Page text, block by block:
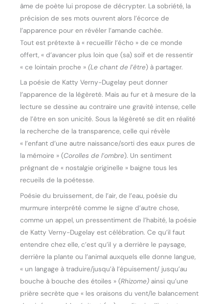
âme de poète lui propose de décrypter. La sobriété, la
précision de ses mots ouvrent alors l’écorce de
l’apparence pour en révéler l’amande cachée.
Tout est prétexte à « recueillir l’écho » de ce monde
offert, « d’avancer plus loin que (sa) soif et de ressentir
« ce lointain proche »(Le chant de l’être) à partager.
La poésie de Katty Verny-Dugelay peut donner
l’apparence de la légèreté. Mais au fur et à mesure de la
lecture se dessine au contraire une gravité intense, celle
de l’être en son unicité. Sous la légèreté se dit en réalité
la recherche de la transparence, celle qui révèle
« l’enfant d’une autre naissance/sorti des eaux pures de
la mémoire » (Corolles de l’ombre). Un sentiment
prégnant de « nostalgie originelle » baigne tous les
recueils de la poétesse.
Poésie du bruissement, de l’air, de l’eau, poésie du
murmure interprété comme le signe d’autre chose,
comme un appel, un pressentiment de l’habité, la poésie
de Katty Verny-Dugelay est célébration. Ce qu’il faut
entendre chez elle, c’est qu’il y a derrière le paysage,
derrière la plante ou l’animal auxquels elle donne langue,
« un langage à traduire/jusqu’à l’épuisement/ jusqu’au
bouche à bouche des étoiles » (Rhizome) ainsi qu’une
prière secrète que « les oraisons du vent/le balancement